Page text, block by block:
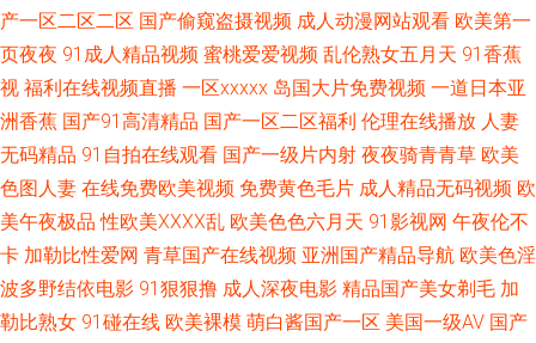
精品人人妻 91永久在线免费 白丝喷水网站 福利色导航 国产喷水在线观看 狼
友福利AV 欧美剧情一级片 日本免费在线视频 午夜福利五月天 宅男午夜啪啪
91探花偷拍视频 97人妻超碰在线 成人免费视频网 国产18页 极品91网站 狼
友91 黄色的视频网站 手机在线有码A片 91网址在线 玖玖av资源 伊人久久超
碰 中文字幕的91 宅女福利导航 福利导航第一站 国产精品白 九九国产精品视
产一区二区二区 国产偷窥盗摄视频 成人动漫网站观看 欧美第一
页夜夜 91成人精品视频 蜜桃爱爱视频 乱伦熟女五月天 91香蕉
视 福利在线视频直播 一区xxxxx 岛国大片免费视频 一道日本亚
洲香蕉 国产91高清精品 国产一区二区福利 伦理在线播放 人妻
无码精品 91自拍在线观看 国产一级片内射 夜夜骑青青草 欧美
色图人妻 在线免费欧美视频 免费黄色毛片 成人精品无码视频 欧
美午夜极品 性欧美ⅩⅩⅩⅩ乱 欧美色色六月天 91影视网 午夜伦不
卡 加勒比性爱网 青草国产在线视频 亚洲国产精品导航 欧美色淫
波多野结依电影 91狠狠撸 成人深夜电影 精品国产美女剃毛 加
勒比熟女 91碰在线 欧美裸模 萌白酱国产一区 美国一级AV 国产